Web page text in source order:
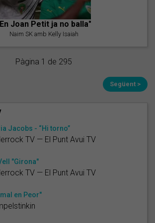
Joan Petit ja no balla"
Naim SK amb Kelly Isaiah
Pàgina 1 de 295
Següent >
Jacobs - “Hi torno”
TV — El Punt Avui TV
"Girona"
TV — El Punt Avui TV
mal en Peor"